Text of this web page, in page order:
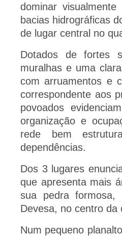
dominar
bacias hidrográficas
de lugar central no
Dotados de fortes
muralhas e uma
com arruamentos e
correspondente aos
povoados
organização e
rede bem
dependências.
Dos 3 lugares
que apresenta mais
sua pedra
Devesa, no centro da
Num pequeno